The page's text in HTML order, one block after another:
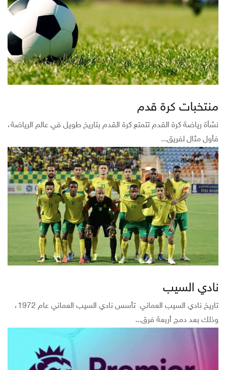
منتخبات كرة قدم
نشأة رياضة كرة القدم تتمتع كرة القدم بتاريخ طويل في عالم الرياضة،
فأول مثال لفريق...
نادي السيب
تاريخ نادي السيب العماني تأسس نادي السيب العماني عام 1972،
وذلك بعد دمج أربعة فرق...